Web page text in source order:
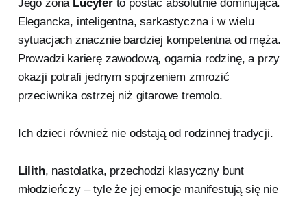
Jego żona Lucyferto postać absolutnie dominująca.
Elegancka, inteligentna, sarkastyczna i w wielu
sytuacjach znacznie bardziej kompetentna od męża.
Prowadzi karierę zawodową, ogarnia rodzinę, a przy
okazji potrafi jednym spojrzeniem zmrozić
przeciwnika ostrzej niż gitarowe tremolo.
Ich dzieci również nie odstają od rodzinnej tradycji.
Lilith, nastolatka, przechodzi klasyczny bunt
młodzieńczy – tyle że jej emocje manifestują się nie